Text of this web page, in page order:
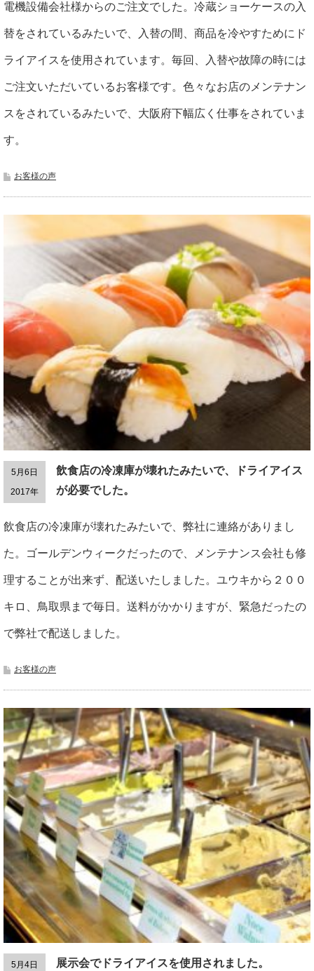
電機設備会社様からのご注文でした。冷蔵ショーケースの入
替をされているみたいで、入替の間、商品を冷やすためにド
ライアイスを使用されています。毎回、入替や故障の時には
ご注文いただいているお客様です。色々なお店のメンテナン
スをされているみたいで、大阪府下幅広く仕事をされていま
す。
お客様の声
5月6日
2017年
飲食店の冷凍庫が壊れたみたいで、ドライアイス
が必要でした。
飲食店の冷凍庫が壊れたみたいで、弊社に連絡がありまし
た。ゴールデンウィークだったので、メンテナンス会社も修
理することが出来ず、配送いたしました。ユウキから２００
キロ、鳥取県まで毎日。送料がかかりますが、緊急だったの
で弊社で配送しました。
お客様の声
5月4日
展示会でドライアイスを使用されました。